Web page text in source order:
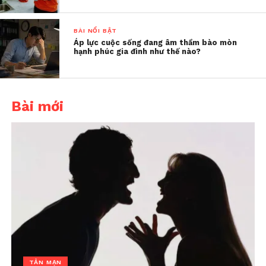
Viết ra tâm sự trong lòng giúp giải tỏa những cảm xúc tiêu cực, chữa lành tổn
Khi được viết, được nói ra những tâm sự, những
chiêm nghiệm của bản thân, tôi thấy mình được
sống lại, được bơm vào người những năng lượng
tích cực, an hòa. Và câu chữ giúp những suy nghĩ
BÀI NỔI BẬT
Áp lực cuộc sống đang âm thầm bào mòn
hạnh phúc gia đình như thế nào?
Bài mới
TẢN MẠN